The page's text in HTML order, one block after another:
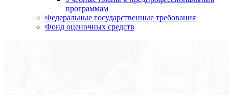
программам
Федеральные государственные требования
Фонд оценочных средств